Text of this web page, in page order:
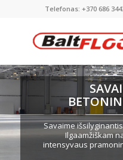
Telefonas: +370 686
Savaime
Ilgaamžiškam
intensyvaus